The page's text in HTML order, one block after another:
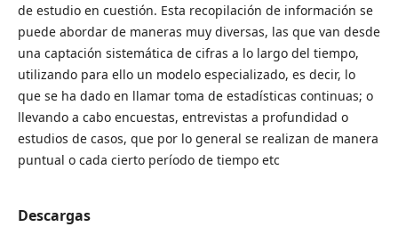
de estudio en cuestión. Esta recopilación de información se
puede abordar de maneras muy diversas, las que van desde
una captación sistemática de cifras a lo largo del tiempo,
utilizando para ello un modelo especializado, es decir, lo
que se ha dado en llamar toma de estadísticas continuas; o
llevando a cabo encuestas, entrevistas a profundidad o
estudios de casos, que por lo general se realizan de manera
puntual o cada cierto período de tiempo etc
Descargas